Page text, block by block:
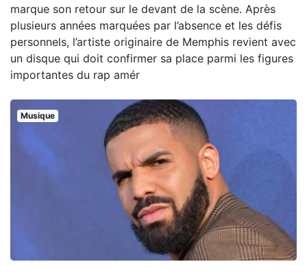
marque son retour sur le devant de la scène. Après
plusieurs années marquées par l’absence et les défis
personnels, l’artiste originaire de Memphis revient avec
un disque qui doit confirmer sa place parmi les figures
importantes du rap amér
Musique